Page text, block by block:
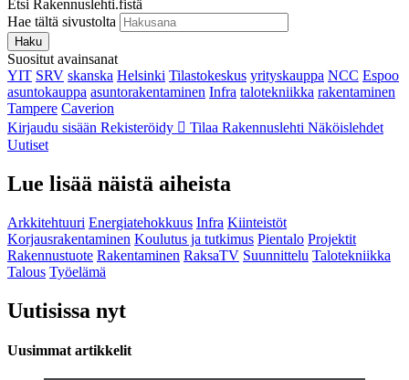
Etsi Rakennuslehti.fistä
Hae tältä sivustolta
Haku
Suositut avainsanat
YIT SRV skanska Helsinki Tilastokeskus yrityskauppa NCC Espoo
asuntokauppa asuntorakentaminen Infra talotekniikka rakentaminen
Tampere Caverion
Kirjaudu sisään Rekisteröidy Tilaa Rakennuslehti Näköislehdet
Uutiset
Lue lisää näistä aiheista
Arkkitehtuuri Energiatehokkuus Infra Kiinteistöt
Korjausrakentaminen Koulutus ja tutkimus Pientalo Projektit
Rakennustuote Rakentaminen RaksaTV Suunnittelu Talotekniikka
Talous Työelämä
Uutisissa nyt
Uusimmat artikkelit